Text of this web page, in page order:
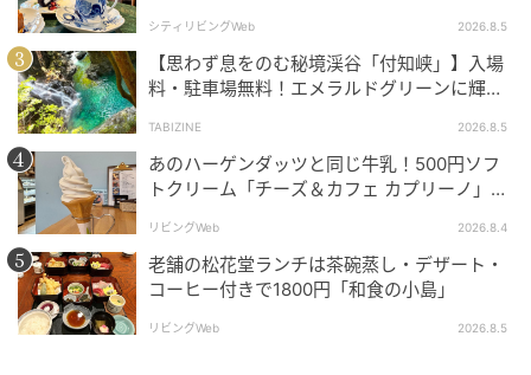
シティリビングWeb 2026.8.5
【思わず息をのむ秘境渓谷「付知峡」】入場
料・駐車場無料！エメラルドグリーンに輝く
TABIZINE 2026.8.5
あのハーゲンダッツと同じ牛乳！500円ソフ
トクリーム「チーズ＆カフェ カプリーノ」
リビングWeb 2026.8.4
老舗の松花堂ランチは茶碗蒸し・デザート・
コーヒー付きで1800円「和食の小島」
リビングWeb 2026.8.5